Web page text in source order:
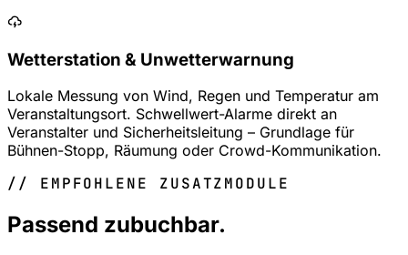
Wetterstation & Unwetterwarnung
Lokale Messung von Wind, Regen und Temperatur am
Veranstaltungsort. Schwellwert-Alarme direkt an
Veranstalter und Sicherheitsleitung – Grundlage für
Bühnen-Stopp, Räumung oder Crowd-Kommunikation.
// EMPFOHLENE ZUSATZMODULE
Passend zubuchbar.